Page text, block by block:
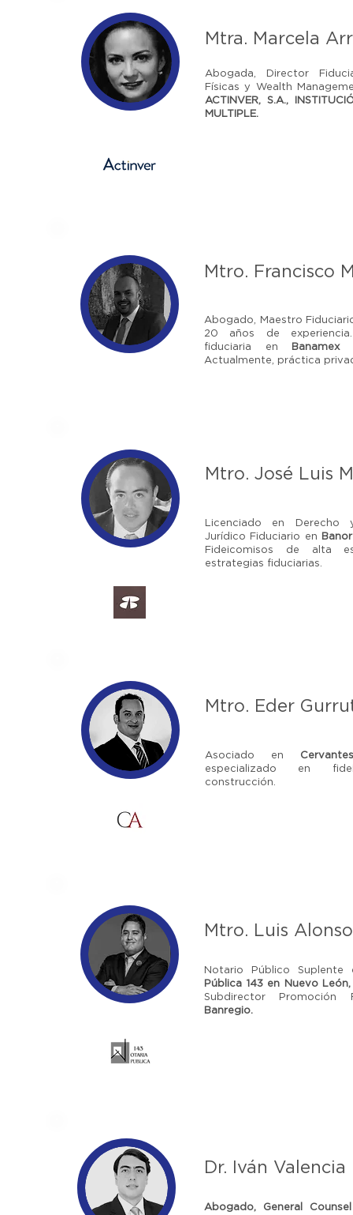
Mtra. Marcela
Abogada, Director
Físicas y Wealth
ACTINVER, S.A.,
MULTIPLE.
Mtro. Francisco
Abogado, Maestro
20 años de experiencia.
fiduciaria en
Banamex
Actualmente, práctica
Mtro. José Luis
Licenciado en Derecho
Jurídico Fiduciario en
Fideicomisos de alta
estrategias fiduciarias.
Mtro. Eder
Asociado en
especializado en
construcción.
Mtro. Luis
Notario Público
Pública 143 en Nuevo
Subdirector Promoción
Banregio.
Dr. Iván Valencia
Abogado, General